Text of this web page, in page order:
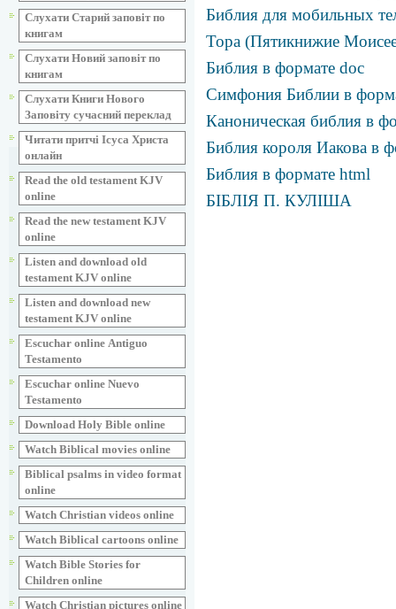
Слухати Старий заповіт по
книгам
Слухати Новий заповіт по
книгам
Слухати Книги Нового
Заповіту сучасний переклад
Читати притчі Ісуса Христа
онлайн
Read the old testament KJV
online
Read the new testament KJV
online
Listen and download old
testament KJV online
Listen and download new
testament KJV online
Escuchar online Аntiguo
Testamento
Escuchar online Nuevo
Testamento
Download Holy Bible online
Watch Biblical movies online
Biblical psalms in video format
online
Watch Christian videos online
Watch Biblical cartoons online
Watch Bible Stories for
Children online
Watch Christian pictures online
Библия для мобильных
Тора (Пятикнижие
Библия в формате doc
Симфония Библии в
Каноническая библия в
Библия короля Иакова в
Библия в формате html
БІБЛІЯ П. КУЛІША